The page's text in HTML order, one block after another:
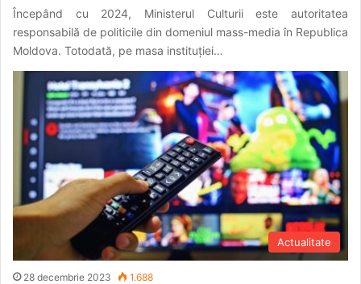
Începând cu 2024, Ministerul Culturii este autoritatea
responsabilă de politicile din domeniul mass-media în Republica
Moldova. Totodată, pe masa instituției…
Actualitate
28 decembrie 2023 1.688